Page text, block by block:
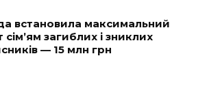
встановила максимальний
сім’ям загиблих і зниклих
— 15 млн грн